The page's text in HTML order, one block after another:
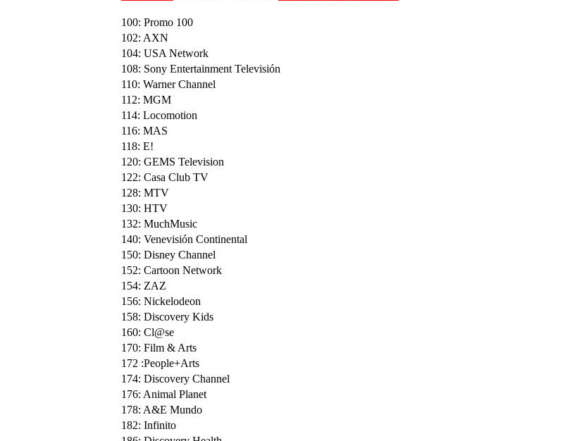
100: Promo 100
102: AXN
104: USA Network
108: Sony Entertainment Televisión
110: Warner Channel
112: MGM
114: Locomotion
116: MAS
118: E!
120: GEMS Television
122: Casa Club TV
128: MTV
130: HTV
132: MuchMusic
140: Venevisión Continental
150: Disney Channel
152: Cartoon Network
154: ZAZ
156: Nickelodeon
158: Discovery Kids
160: Cl@se
170: Film & Arts
172 :People+Arts
174: Discovery Channel
176: Animal Planet
178: A&E Mundo
182: Infinito